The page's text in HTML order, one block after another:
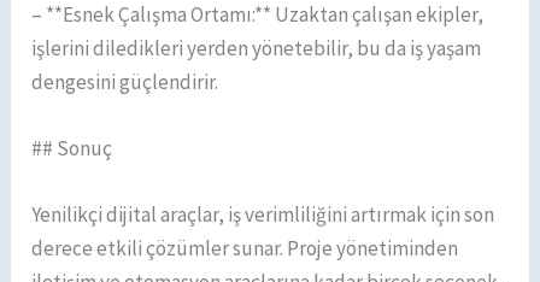
– **Esnek Çalışma Ortamı:** Uzaktan çalışan ekipler,
işlerini diledikleri yerden yönetebilir, bu da iş yaşam
dengesini güçlendirir.
## Sonuç
Yenilikçi dijital araçlar, iş verimliliğini artırmak için son
derece etkili çözümler sunar. Proje yönetiminden